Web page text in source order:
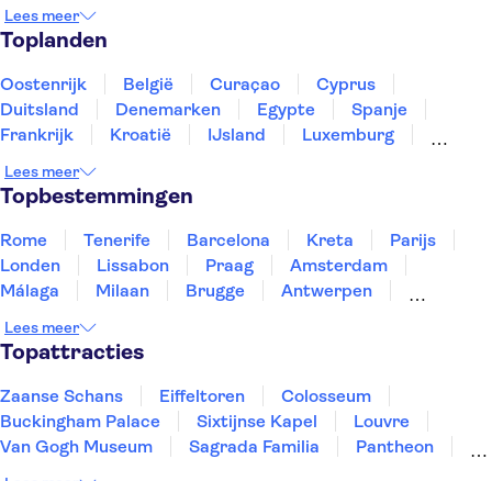
Lees meer
Toplanden
Oostenrijk België Curaçao
Cyprus
Duitsland
Denemarken Egypte
Spanje
Frankrijk
Kroatië IJsland
Luxemburg
Slovenië
Thailand
Lees meer
Topbestemmingen
Rome Tenerife Barcelona Kreta
Parijs
Londen
Lissabon Praag
Amsterdam
Málaga
Milaan Brugge
Antwerpen
Eindhoven
Lees meer
Topattracties
Zaanse Schans Eiffeltoren
Colosseum
Buckingham Palace
Sixtijnse Kapel
Louvre
Van Gogh Museum
Sagrada Familia
Pantheon